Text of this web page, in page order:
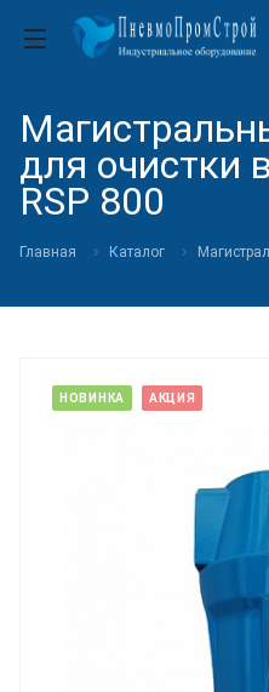
для очистки
RSP 800
Главная Каталог
НОВИНКА АКЦИЯ